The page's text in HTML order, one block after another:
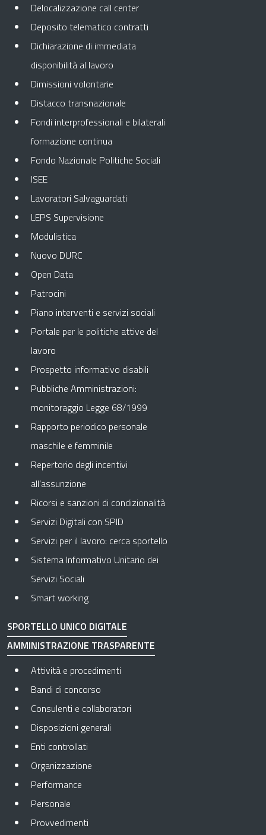
Delocalizzazione call center
Deposito telematico contratti
Dichiarazione di immediata
disponibilità al lavoro
Dimissioni volontarie
Distacco transnazionale
Fondi interprofessionali e bilaterali
formazione continua
Fondo Nazionale Politiche Sociali
ISEE
Lavoratori Salvaguardati
LEPS Supervisione
Modulistica
Nuovo DURC
Open Data
Patrocini
Piano interventi e servizi sociali
Portale per le politiche attive del
lavoro
Prospetto informativo disabili
Pubbliche Amministrazioni:
monitoraggio Legge 68/1999
Rapporto periodico personale
maschile e femminile
Repertorio degli incentivi
all’assunzione
Ricorsi e sanzioni di condizionalità
Servizi Digitali con SPID
Servizi per il lavoro: cerca sportello
Sistema Informativo Unitario dei
Servizi Sociali
Smart working
SPORTELLO UNICO DIGITALE
AMMINISTRAZIONE TRASPARENTE
Attività e procedimenti
Bandi di concorso
Consulenti e collaboratori
Disposizioni generali
Enti controllati
Organizzazione
Performance
Personale
Provvedimenti